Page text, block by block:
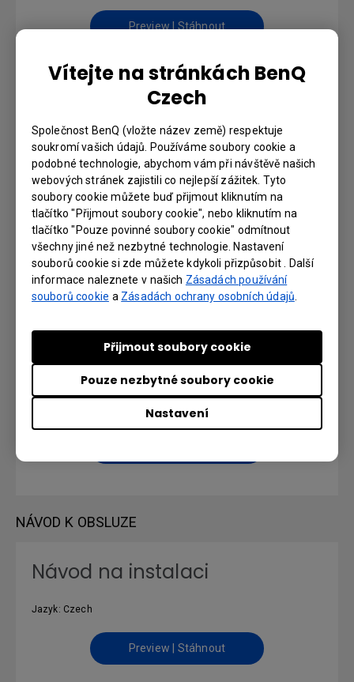
Vítejte na stránkách BenQ
Czech
Společnost BenQ (vložte název země) respektuje
soukromí vašich údajů. Používáme soubory cookie a
podobné technologie, abychom vám při návštěvě našich
webových stránek zajistili co nejlepší zážitek. Tyto
soubory cookie můžete buď přijmout kliknutím na
tlačítko "Přijmout soubory cookie", nebo kliknutím na
tlačítko "Pouze povinné soubory cookie" odmítnout
všechny jiné než nezbytné technologie. Nastavení
souborů cookie si zde můžete kdykoli přizpůsobit . Další
informace naleznete v našich Zásadách používání
souborů cookie a Zásadách ochrany osobních údajů
Nastavení
Pouze nezbytné soubory cookie
Přijmout soubory cookie
Preview | Stáhnout
Ver5.5 QWrite for Win
Verze : 5.5.0.49
Operační systém: Windows
OS Version: Windows 11 and previous versions.
Preview | Stáhnout
Ver5.5 QWrite for Mac
Verze : 5.5.0.48
Operační systém: Mac
OS Version: MacOS 15 and previous versions.
NÁVOD K OBSLUZE
Návod na instalaci
Jazyk: Czech
Preview | Stáhnout